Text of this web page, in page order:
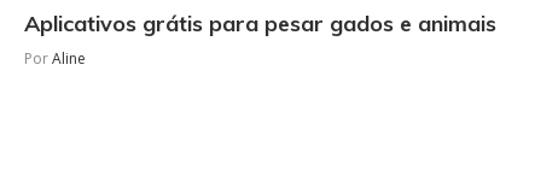
Aplicativos grátis para pesar gados e animais
PorAline